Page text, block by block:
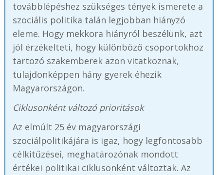
továbblépéshez szükséges tények ismerete a
szociális politika talán legjobban hiányzó
eleme. Hogy mekkora hiányról beszélünk, azt
jól érzékelteti, hogy különböző csoportokhoz
tartozó szakemberek azon vitatkoznak,
tulajdonképpen hány gyerek éhezik
Magyarországon.
Ciklusonként változó prioritások
Az elmúlt 25 év magyarországi
szociálpolitikájára is igaz, hogy legfontosabb
célkitűzései, meghatározónak mondott
értékei politikai ciklusonként változtak. Az